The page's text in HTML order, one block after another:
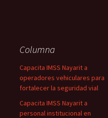
Columna
Capacita IMSS Nayarit a
operadores vehiculares para
fortalecer la seguridad vial
Capacita IMSS Nayarit a
personal institucional en